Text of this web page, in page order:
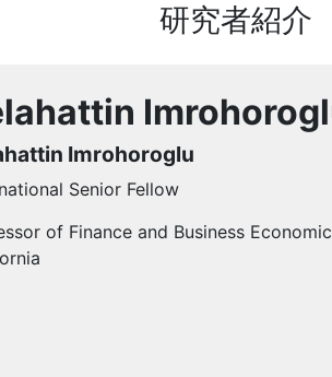
研究者紹介
Imrohoroglu
Senior Fellow
of Finance and Business